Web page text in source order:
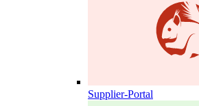
Supplier-Portal